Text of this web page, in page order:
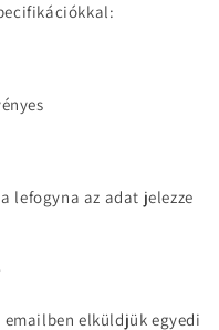
lefogyna az adat jelezze
elküldjük egyedi